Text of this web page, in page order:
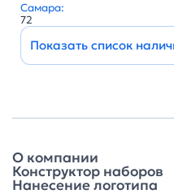
Самара:
72
Показать список
О компании
Конструктор наборов
Нанесение логотипа